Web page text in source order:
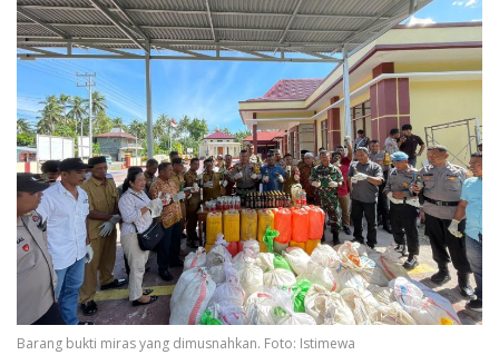
Barang bukti miras yang dimusnahkan. Foto: Istimewa